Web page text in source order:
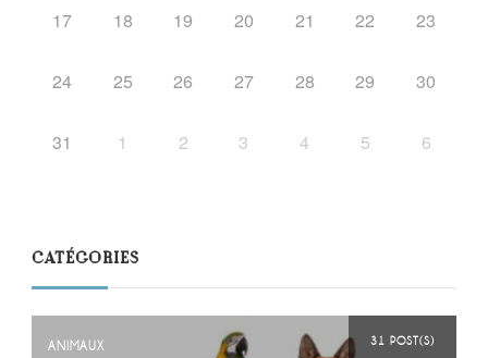
17 18 19 20 21 22 23
24 25 26 27 28 29 30
31 1 2 3 4 5 6
CATÉGORIES
ANIMAUX 31 POST(S)